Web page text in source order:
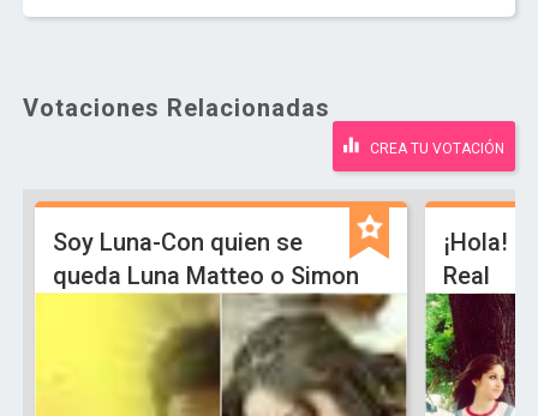
Votaciones Relacionadas
CREA TU VOTACIÓN
Soy Luna-Con quien se
queda Luna Matteo o Simon
¡Hola!
Real